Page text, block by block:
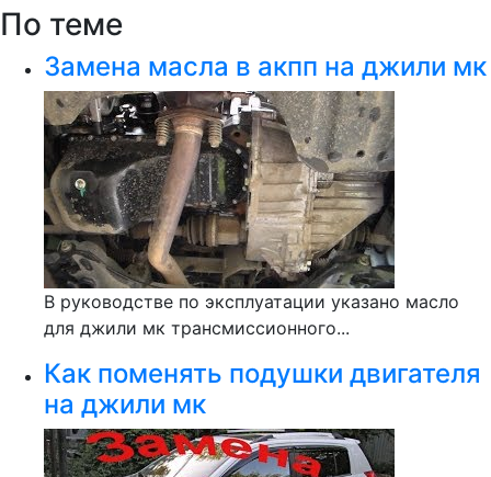
По теме
Замена масла в акпп на джили мк
В руководстве по эксплуатации указано масло
для джили мк трансмиссионного...
Как поменять подушки двигателя
на джили мк